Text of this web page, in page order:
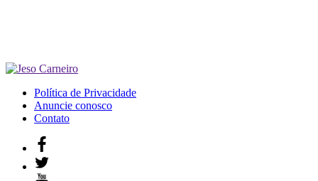
Política de Privacidade
Anuncie conosco
Contato